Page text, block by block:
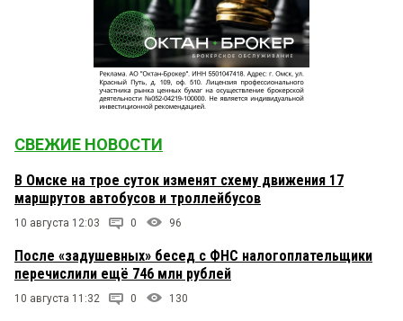
СВЕЖИЕ НОВОСТИ
В Омске на трое суток изменят схему движения 17
маршрутов автобусов и троллейбусов
10 августа 12:03 0 96
После «задушевных» бесед с ФНС налогоплательщики
перечислили ещё 746 млн рублей
10 августа 11:32 0 130